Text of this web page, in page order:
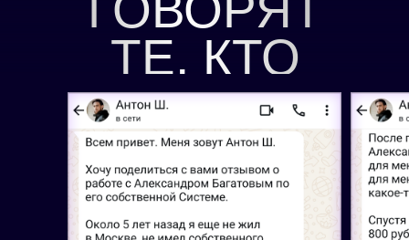
ТЕ, КТО
ПРОШЁЛ
МОЮ
РАБОТУ